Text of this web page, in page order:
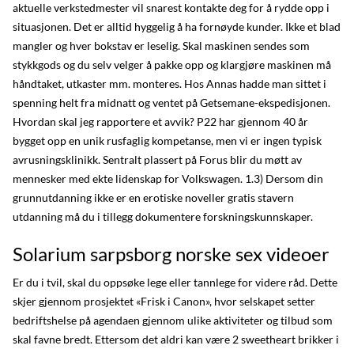
aktuelle verkstedmester vil snarest kontakte deg for å rydde opp i
situasjonen. Det er alltid hyggelig å ha fornøyde kunder. Ikke et blad
mangler og hver bokstav er leselig. Skal maskinen sendes som
stykkgods og du selv velger å pakke opp og klargjøre maskinen må
håndtaket, utkaster mm. monteres. Hos Annas hadde man sittet i
spenning helt fra midnatt og ventet på Getsemane-ekspedisjonen.
Hvordan skal jeg rapportere et avvik? P22 har gjennom 40 år
bygget opp en unik rusfaglig kompetanse, men vi er ingen typisk
avrusningsklinikk. Sentralt plassert på Forus blir du møtt av
mennesker med ekte lidenskap for Volkswagen. 1.3) Dersom din
grunnutdanning ikke er en erotiske noveller gratis stavern
utdanning må du i tillegg dokumentere forskningskunnskaper.
Solarium sarpsborg norske sex videoer
Er du i tvil, skal du oppsøke lege eller tannlege for videre råd. Dette
skjer gjennom prosjektet «Frisk i Canon», hvor selskapet setter
bedriftshelse på agendaen gjennom ulike aktiviteter og tilbud som
skal favne bredt. Ettersom det aldri kan være 2 sweetheart brikker i